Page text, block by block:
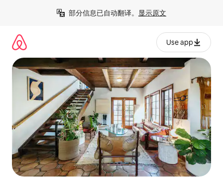
部分信息已自动翻译。 显示原文
Use app